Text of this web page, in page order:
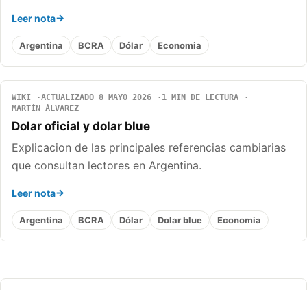
Leer nota
Argentina BCRA Dólar Economia
WIKI ACTUALIZADO 8 MAYO 2026
1 MIN DE LECTURA
MARTÍN ÁLVAREZ
Dolar oficial y dolar blue
Explicacion de las principales referencias cambiarias
que consultan lectores en Argentina.
Leer nota
Argentina BCRA Dólar Dolar blue Economia